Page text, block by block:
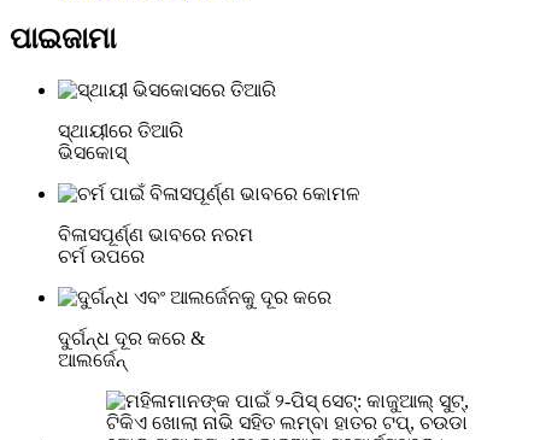
ପାଇଜାମା
ସ୍ଥାୟୀରେ ତିଆରି
ଭିସକୋସ୍
ବିଳାସପୂର୍ଣ୍ଣ ଭାବରେ ନରମ
ଚର୍ମ ଉପରେ
ଦୁର୍ଗନ୍ଧ ଦୂର କରେ &
ଆଲର୍ଜେନ୍